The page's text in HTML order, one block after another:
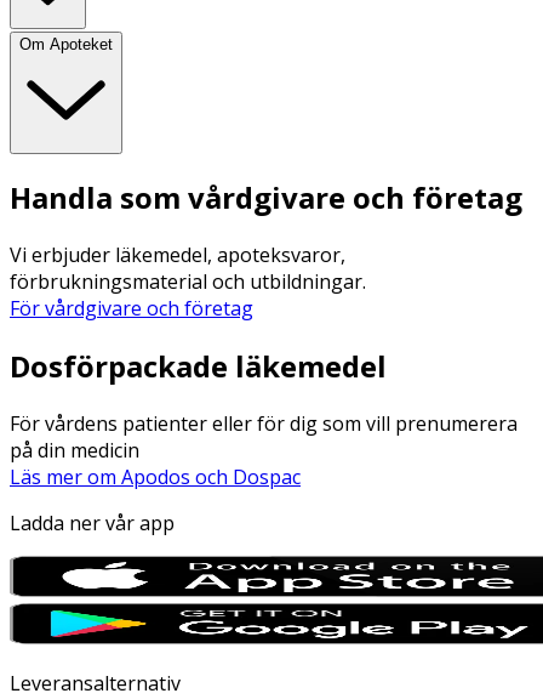
Om Apoteket
Handla som vårdgivare och företag
Vi erbjuder läkemedel, apoteksvaror,
förbrukningsmaterial och utbildningar.
För vårdgivare och företag
Dosförpackade läkemedel
För vårdens patienter eller för dig som vill prenumerera
på din medicin
Läs mer om Apodos och Dospac
Ladda ner vår app
Leveransalternativ